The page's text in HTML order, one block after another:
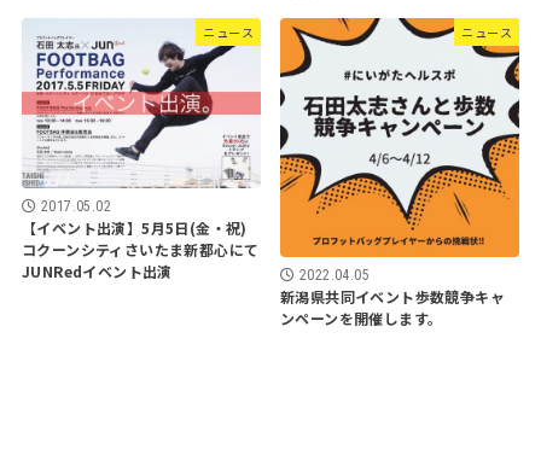
ニュース
2017.05.02
【イベント出演】5月5日(金・祝)
コクーンシティさいたま新都心にて
JUNRedイベント出演
ニュース
2022.04.05
新潟県共同イベント歩数競争キャ
ンペーンを開催します。